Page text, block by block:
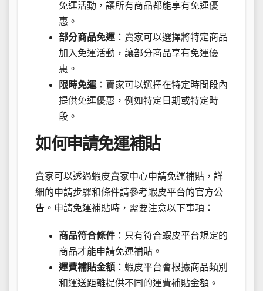
免運活動，讓所有商品都能享有免運優
惠。
部分商品免運 ：賣家可以選擇將特定商品
加入免運活動，讓部分商品享有免運優
惠。
限時免運 ：賣家可以選擇在特定時間段內
提供免運優惠，例如特定日期或特定時
段。
如何申請免運補貼
賣家可以透過蝦皮賣家中心申請免運補貼，詳
細的申請步驟和條件請參考蝦皮平台的官方公
告。申請免運補貼時，需要注意以下事項：
商品符合條件 ：只有符合蝦皮平台規定的
商品才能申請免運補貼。
運費補貼金額 ：蝦皮平台會根據商品類別
和運送距離提供不同的運費補貼金額。